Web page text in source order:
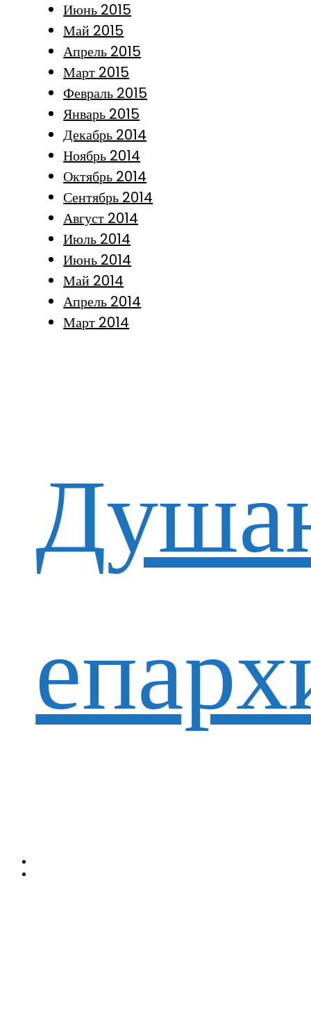
Июнь 2015
Май 2015
Апрель 2015
Март 2015
Февраль 2015
Январь 2015
Декабрь 2014
Ноябрь 2014
Октябрь 2014
Сентябрь 2014
Август 2014
Июль 2014
Июнь 2014
Май 2014
Апрель 2014
Март 2014